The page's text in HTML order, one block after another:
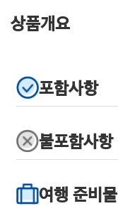
상품개요
포함사항
불포함사항
여행 준비물